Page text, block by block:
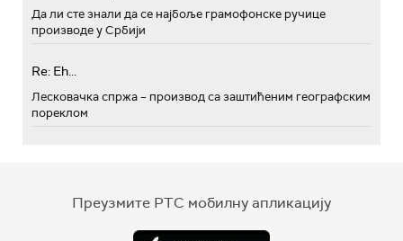
Да ли сте знали да се најбоље грамофонске ручице
производе у Србији
Re: Eh...
Лесковачка спржа – производ са заштићеним географским
пореклом
Преузмите РТС мобилну апликацију